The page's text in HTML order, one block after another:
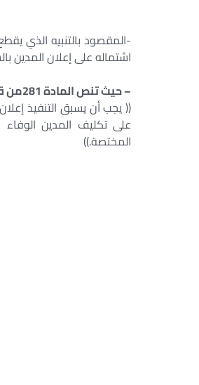
اشتماله على إعلان المدين
– حيث تنص المادة 281من قانون المرافعات
(( يجب أن يسبق التنفيذ
على تكليف المدين الوفاء
المختصة.))